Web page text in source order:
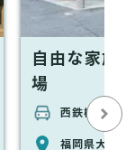
自由な家
場
西鉄柳川駅
福岡県大川